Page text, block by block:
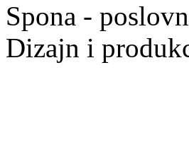
Spona -
Dizajn i